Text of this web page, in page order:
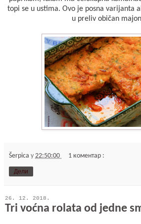
topi se u ustima. Ovo je posna varijanta
u preliv običan
Šerpica у 22:50:00 1 коментар :
Дели
26. 12. 2018.
Tri voćna rolata od jedne